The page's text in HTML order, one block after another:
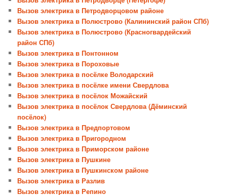
Вызов электрика в Петродворцовом районе
Вызов электрика в Полюстрово (Калининский район СПб)
Вызов электрика в Полюстрово (Красногвардейский
район СПб)
Вызов электрика в Понтонном
Вызов электрика в Пороховые
Вызов электрика в посёлке Володарский
Вызов электрика в посёлке имени Свердлова
Вызов электрика в посёлок Можайский
Вызов электрика в посёлок Свердлова (Дёминский
посёлок)
Вызов электрика в Предпортовом
Вызов электрика в Пригородном
Вызов электрика в Приморском районе
Вызов электрика в Пушкине
Вызов электрика в Пушкинском районе
Вызов электрика в Разлив
Вызов электрика в Репино